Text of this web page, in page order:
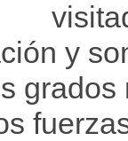
y
grados